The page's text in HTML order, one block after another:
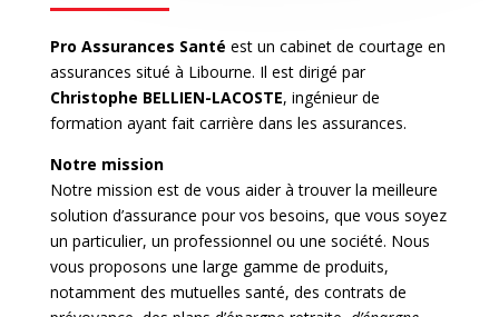
A
s
s
u
r
a
n
c
e
v
Pro Assurances Santé est un cabinet de courtage en
assurances situé à Libourne. Il est dirigé par
Christophe BELLIEN-LACOSTE, ingénieur de
formation ayant fait carrière dans les assurances.
Notre mission
Notre mission est de vous aider à trouver la meilleure
solution d’assurance pour vos besoins, que vous soyez
un particulier, un professionnel ou une société. Nous
vous proposons une large gamme de produits,
notamment des mutuelles santé, des contrats de